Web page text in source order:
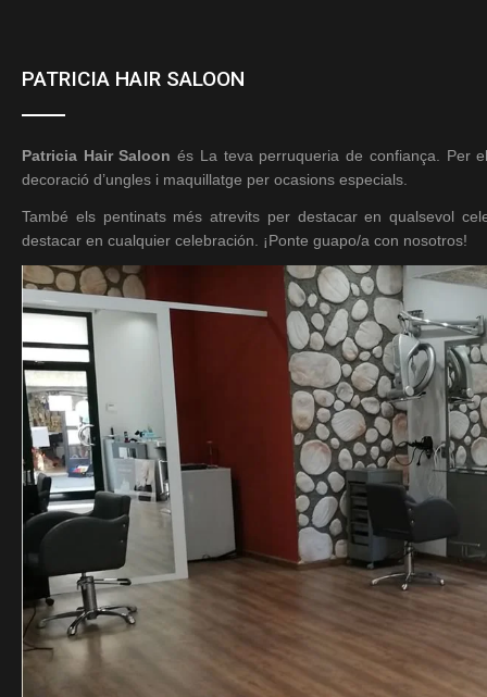
PATRICIA HAIR SALOON
Patricia Hair Saloon és La teva perruqueria de confiança. Per
decoració d’ungles i maquillatge per ocasions especials.
També els pentinats més atrevits per destacar en qualsevol
destacar en cualquier celebración. ¡Ponte guapo/a con nosotros!